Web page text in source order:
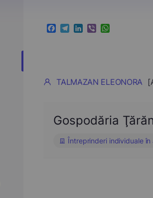
Facebook
Telegram
LinkedIn
ViberWhatsApp
TALMAZAN ELEONORA
Gospodăria
Întreprinderi individuale